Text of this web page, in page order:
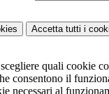
Accetta tutti i
quali cookie
consentono il
necessari al